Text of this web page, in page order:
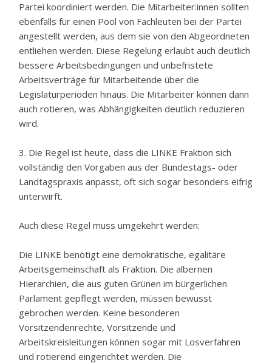
Partei koordiniert werden. Die Mitarbeiter:innen sollten
ebenfalls für einen Pool von Fachleuten bei der Partei
angestellt werden, aus dem sie von den Abgeordneten
entliehen werden. Diese Regelung erlaubt auch deutlich
bessere Arbeitsbedingungen und unbefristete
Arbeitsverträge für Mitarbeitende über die
Legislaturperioden hinaus. Die Mitarbeiter können dann
auch rotieren, was Abhängigkeiten deutlich reduzieren
wird.
3. Die Regel ist heute, dass die LINKE Fraktion sich
vollständig den Vorgaben aus der Bundestags- oder
Landtagspraxis anpasst, oft sich sogar besonders eifrig
unterwirft.
Auch diese Regel muss umgekehrt werden:
Die LINKE benötigt eine demokratische, egalitäre
Arbeitsgemeinschaft als Fraktion. Die albernen
Hierarchien, die aus guten Grünen im bürgerlichen
Parlament gepflegt werden, müssen bewusst
gebrochen werden. Keine besonderen
Vorsitzendenrechte, Vorsitzende und
Arbeitskreisleitungen können sogar mit Losverfahren
und rotierend eingerichtet werden. Die